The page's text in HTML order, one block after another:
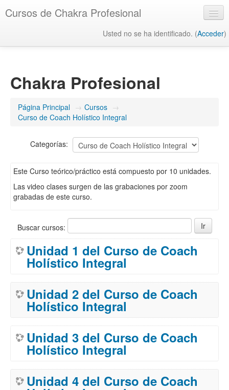
Cursos de Chakra Profesional
Usted no se ha identificado. (Acceder)
Chakra Profesional
Página Principal → Cursos →
Curso de Coach Holístico Integral
Categorías:
Este Curso teórico/práctico está compuesto por 10 unidades.
Las video clases surgen de las grabaciones por zoom
grabadas de este curso.
Buscar cursos:
Unidad 1 del Curso de Coach
Holístico Integral
Unidad 2 del Curso de Coach
Holístico Integral
Unidad 3 del Curso de Coach
Holístico Integral
Unidad 4 del Curso de Coach